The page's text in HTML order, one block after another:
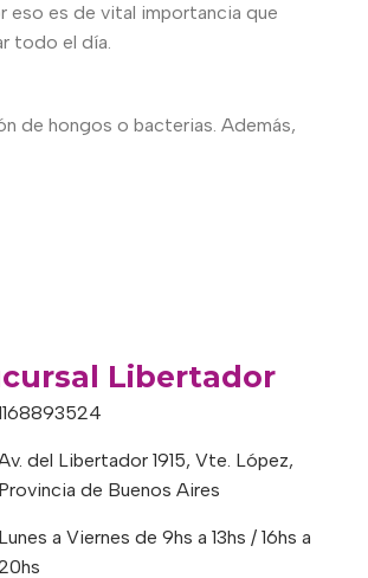
eso es de vital importancia que
todo el día.
de hongos o bacterias. Además,
Libertador
del Libertador 1915, Vte. López,
Provincia de Buenos Aires
Lunes a Viernes de 9hs a 13hs / 16hs a